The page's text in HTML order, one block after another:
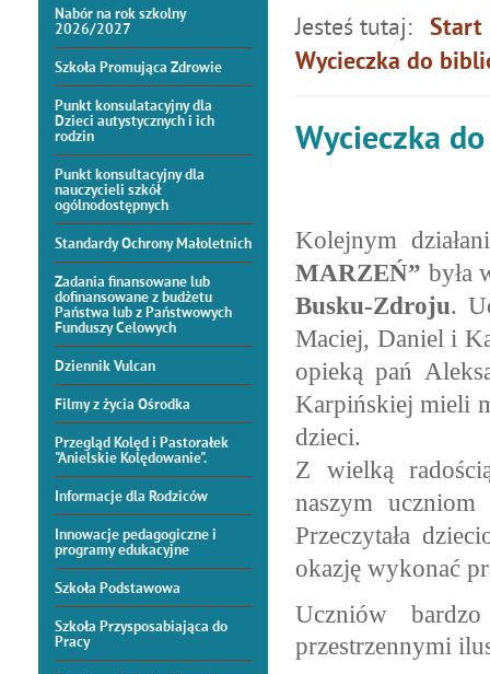
Nabór na rok szkolny
2026/2027
Szkoła Promująca Zdrowie
Punkt konsulatacyjny dla
Dzieci autystycznych i ich
rodzin
Punkt konsultacyjny dla
nauczycieli szkół
ogólnodostępnych
Standardy Ochrony Małoletnich
Zadania finansowane lub
dofinansowane z budżetu
Państwa lub z Państwowych
Funduszy Celowych
Dziennik Vulcan
Filmy z życia Ośrodka
Przegląd Kolęd i Pastorałek
"Anielskie Kolędowanie".
Informacje dla Rodziców
Innowacje pedagogiczne i
programy edukacyjne
Szkoła Podstawowa
Szkoła Przysposabiająca do
Pracy
Jesteś tutaj: Start
Wycieczka do
Wycieczka
Kolejnym
MARZEŃ” była
Busku-Zdroju.
Maciej, Daniel i
opieką pań
Karpińskiej mieli
dzieci.
Z wielką
naszym uczniom
Przeczytała
okazję wykonać
Uczniów
przestrzennymi